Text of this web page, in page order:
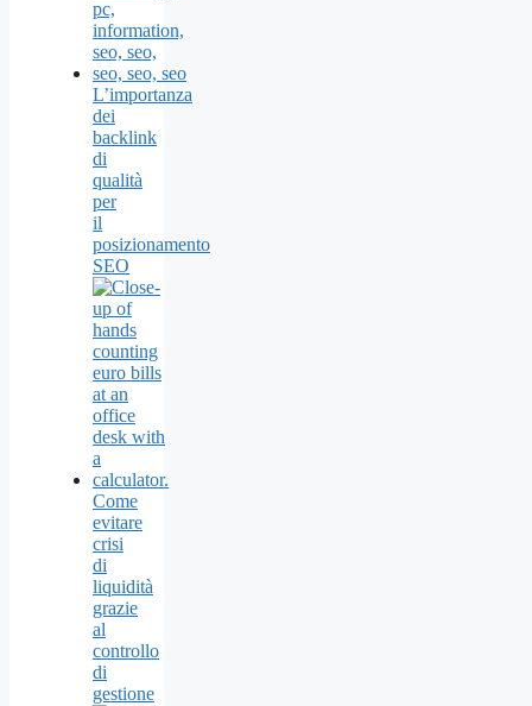
L’importanza
dei
backlink
di
qualità
per
il
posizionamento
SEO
Come
evitare
crisi
di
liquidità
grazie
al
controllo
di
gestione